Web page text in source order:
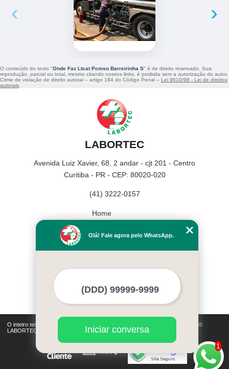
‹ ›
O conteúdo do texto "Onde Faz Ltcat Pcmso Barreirinha S" é de direito reservado. Sua
reprodução, parcial ou total, mesmo citando nossos links, é proibida sem a autorização do autor.
Crime de violação de direito autoral – artigo 184 do Código Penal – Lei 9610/98 - Lei de direitos
autorais
LABORTEC
Avenida Luiz Xavier, 68, 2 andar - cjt 201 - Centro
Curitiba - PR - CEP: 80020-020
(41) 3222-0157
Home
Missão
Serviços
Mais Serviços
O inteiro teor deste site está sujeito à proteção de direitos autorais. Copyright©
LABORTEC (Lei 9610 de 19/02/1998)
1
Olá! Fale agora pelo WhatsApp.
Iniciar conversa